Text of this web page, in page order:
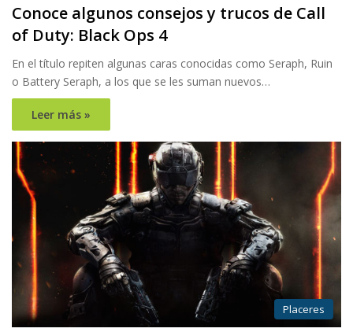
Conoce algunos consejos y trucos de Call
of Duty: Black Ops 4
En el título repiten algunas caras conocidas como Seraph, Ruin
o Battery Seraph, a los que se les suman nuevos…
Leer más »
Placeres